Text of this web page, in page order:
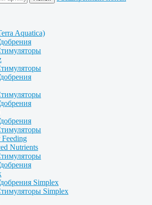
Aquatica)
Nutrients
Simplex
Simplex